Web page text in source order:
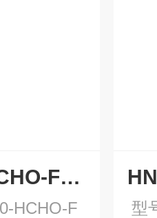
HNAG900-HCHO-F泵吸式甲醛气体报警器
HCHO-F 型